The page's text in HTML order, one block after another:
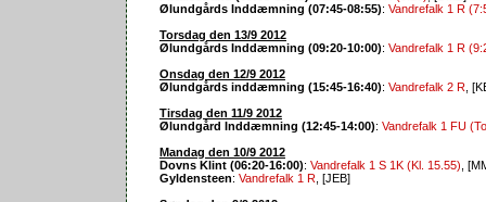
Ølundgårds Inddæmning (07:45-08:55): Vandrefalk 1 R
Torsdag den 13/9 2012
Ølundgårds Inddæmning (09:20-10:00): Vandrefalk 1 R
Onsdag den 12/9 2012
Ølundgårds inddæmning (15:45-16:40): Vandrefalk 2 R ,
Tirsdag den 11/9 2012
Ølundgård Inddæmning (12:45-14:00): Vandrefalk 1 FU
Mandag den 10/9 2012
Dovns Klint (06:20-16:00): Vandrefalk 1 S 1K (Kl. 15.55) ,
Gyldensteen: Vandrefalk 1 R , [JEB]